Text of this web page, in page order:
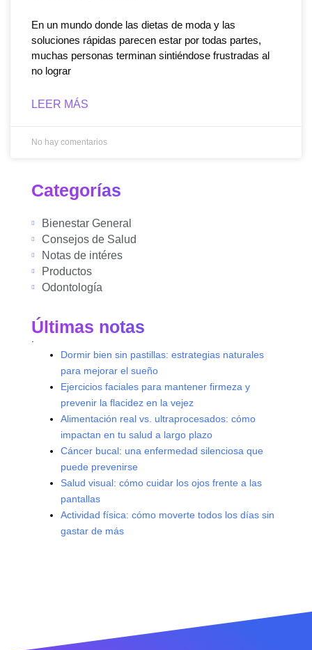
En un mundo donde las dietas de moda y las
soluciones rápidas parecen estar por todas partes,
muchas personas terminan sintiéndose frustradas al
no lograr
LEER MÁS
No hay comentarios
Categorías
Bienestar General
Consejos de Salud
Notas de intéres
Productos
Odontología
Últimas notas
Dormir bien sin pastillas: estrategias naturales
para mejorar el sueño
Ejercicios faciales para mantener firmeza y
prevenir la flacidez en la vejez
Alimentación real vs. ultraprocesados: cómo
impactan en tu salud a largo plazo
Cáncer bucal: una enfermedad silenciosa que
puede prevenirse
Salud visual: cómo cuidar los ojos frente a las
pantallas
Actividad física: cómo moverte todos los días sin
gastar de más